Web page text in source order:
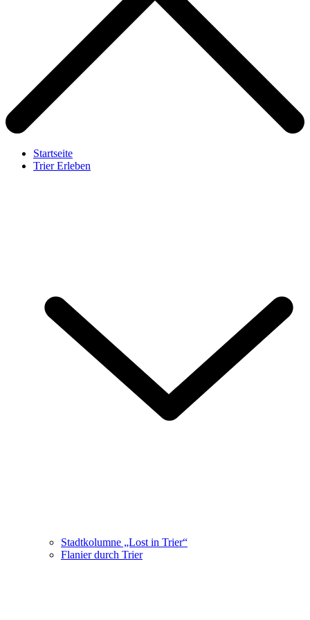
Startseite
Trier Erleben
Stadtkolumne „Lost in Trier“
Flanier durch Trier